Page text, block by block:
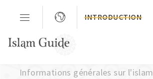
INTRODUCTION
Informations générales sur l'islam